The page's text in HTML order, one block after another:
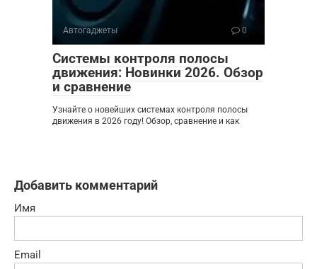
Автогаджеты 0
Системы контроля полосы
движения: Новинки 2026. Обзор
и сравнение
Узнайте о новейших системах контроля полосы
движения в 2026 году! Обзор, сравнение и как
Добавить комментарий
Имя
Email